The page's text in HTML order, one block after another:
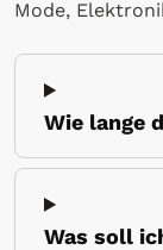
Mode,
Wie lange
Was soll